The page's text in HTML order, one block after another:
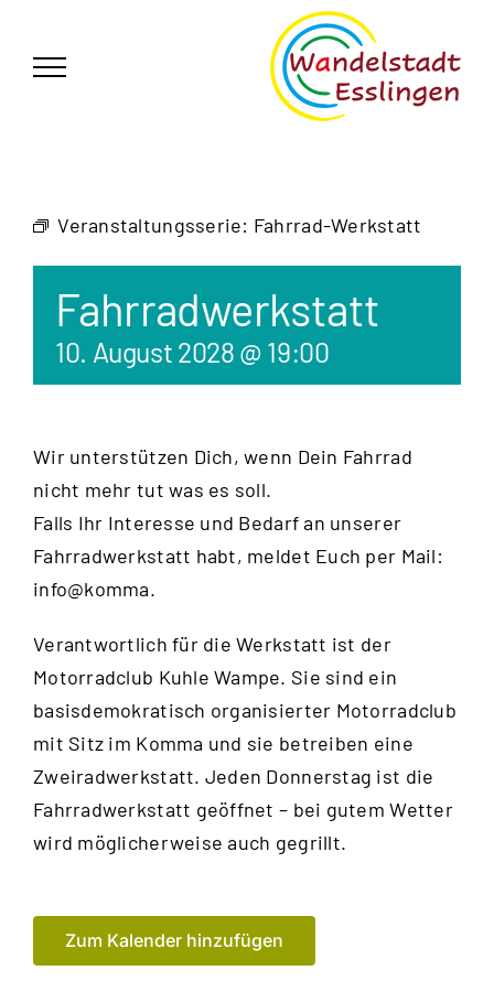
springen
Veranstaltungsserie: Fahrrad-Werkstatt
Fahrradwerkstatt
10. August 2028 @ 19:00
Wir unterstützen Dich, wenn Dein Fahrrad
nicht mehr tut was es soll.
Falls Ihr Interesse und Bedarf an unserer
Fahrradwerkstatt habt, meldet Euch per Mail:
info@komma.
Verantwortlich für die Werkstatt ist der
Motorradclub Kuhle Wampe. Sie sind ein
basisdemokratisch organisierter Motorradclub
mit Sitz im Komma und sie betreiben eine
Zweiradwerkstatt. Jeden Donnerstag ist die
Fahrradwerkstatt geöffnet – bei gutem Wetter
wird möglicherweise auch gegrillt.
Zum Kalender hinzufügen